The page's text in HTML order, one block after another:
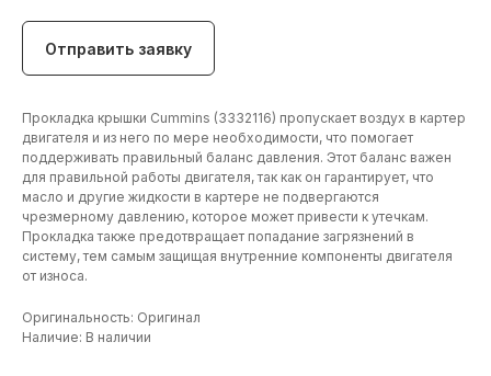
Отправить заявку
Прокладка крышки Cummins (3332116) пропускает воздух в картер
двигателя и из него по мере необходимости, что помогает
поддерживать правильный баланс давления. Этот баланс важен
для правильной работы двигателя, так как он гарантирует, что
масло и другие жидкости в картере не подвергаются
чрезмерному давлению, которое может привести к утечкам.
Прокладка также предотвращает попадание загрязнений в
систему, тем самым защищая внутренние компоненты двигателя
от износа.
Оригинальность: Оригинал
Наличие: В наличии
+7 (906) 190 00 20